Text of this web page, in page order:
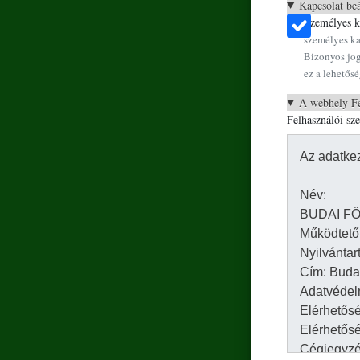
Kapcsolat
Személyes
személyes
Bizonyos
ez a
A webhely
Felhasználói